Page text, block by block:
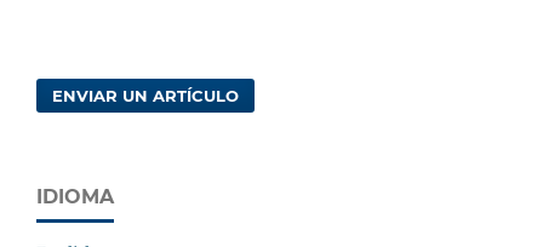
ENVIAR UN ARTÍCULO
IDIOMA